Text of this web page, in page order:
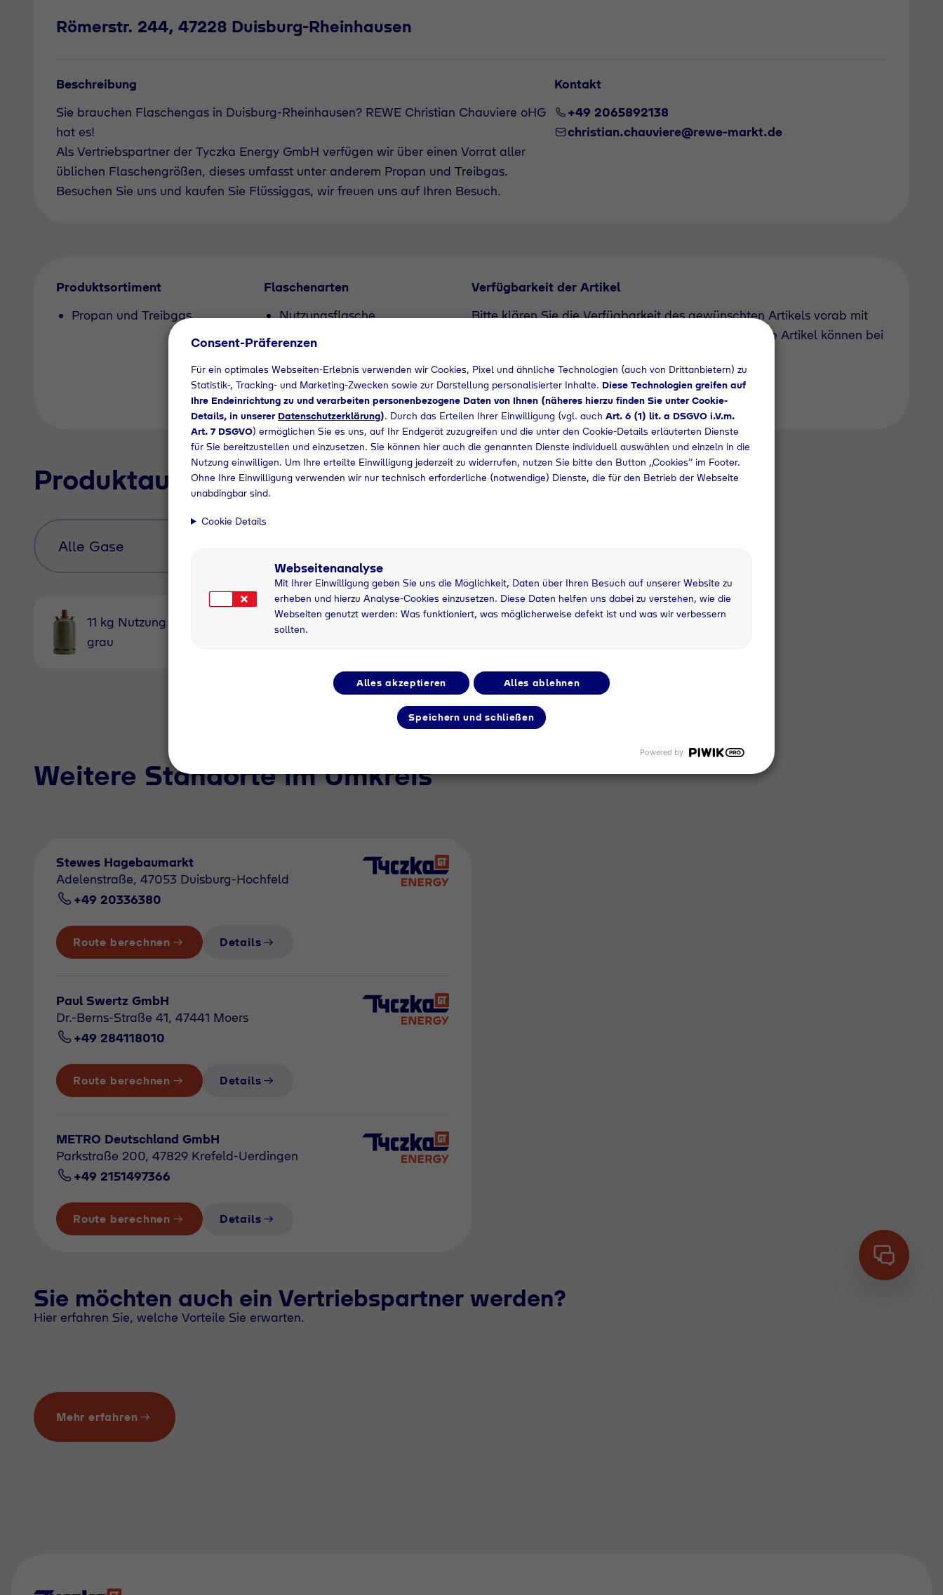
Römerstr. 244, 47228 Duisburg-Rheinhausen
Beschreibung
Sie brauchen Flaschengas in Duisburg-Rheinhausen? REWE Christian Chauviere oHG
hat es!
Als Vertriebspartner der Tyczka Energy GmbH verfügen wir über einen Vorrat aller
üblichen Flaschengrößen, dieses umfasst unter anderem Propan und Treibgas.
Besuchen Sie uns und kaufen Sie Flüssiggas, wir freuen uns auf Ihren Besuch.
Kontakt
+49 2065892138
christian.chauviere@rewe-markt.de
Produktsortiment
Propan und Treibgas
Flaschenarten
Nutzungsflasche
Verfügbarkeit der Artikel
Bitte klären Sie die Verfügbarkeit des gewünschten Artikels vorab mit
unserem Vertriebspartner. Auch derzeit nicht geführte Artikel können bei
+49 2065892138
Produktauswahl
11 kg Nutzung
grau
5 kg Nutzung
Weitere Standorte im Umkreis
Stewes Hagebaumarkt
Adelenstraße, 47053 Duisburg-Hochfeld
+49 20336380
Route berechnen Details
Paul Swertz GmbH
Dr.-Berns-Straße 41, 47441 Moers
+49 284118010
Route berechnen Details
METRO Deutschland GmbH
Parkstraße 200, 47829 Krefeld-Uerdingen
+49 2151497366
Route berechnen Details
Sie möchten auch ein Vertriebspartner werden?
Hier erfahren Sie, welche Vorteile Sie erwarten.
Mehr erfahren
Consent-Präferenzen
Für ein optimales Webseiten-Erlebnis verwenden wir Cookies, Pixel und ähnliche Technologien (auch von Drittanbietern) zu
Statistik-, Tracking- und Marketing-Zwecken sowie zur Darstellung personalisierter Inhalte. Diese Technologien greifen auf
Ihre Endeinrichtung zu und verarbeiten personenbezogene Daten von Ihnen (näheres hierzu finden Sie unter Cookie-
Details, in unserer Datenschutzerklärung). Durch das Erteilen Ihrer Einwilligung (vgl. auch Art. 6 (1) lit. a DSGVO i.V.m.
Art. 7 DSGVO) ermöglichen Sie es uns, auf Ihr Endgerät zuzugreifen und die unter den Cookie-Details erläuterten Dienste
für Sie bereitzustellen und einzusetzen. Sie können hier auch die genannten Dienste individuell auswählen und einzeln in die
Nutzung einwilligen. Um Ihre erteilte Einwilligung jederzeit zu widerrufen, nutzen Sie bitte den Button „Cookies“ im Footer.
Ohne Ihre Einwilligung verwenden wir nur technisch erforderliche (notwendige) Dienste, die für den Betrieb der Webseite
unabdingbar sind.
Cookie Details
Webseitenanalyse
Mit Ihrer Einwilligung geben Sie uns die Möglichkeit, Daten über Ihren Besuch auf unserer Website zu
erheben und hierzu Analyse-Cookies einzusetzen. Diese Daten helfen uns dabei zu verstehen, wie die
Webseiten genutzt werden: Was funktioniert, was möglicherweise defekt ist und was wir verbessern
sollten.
Alles akzeptieren Alles ablehnen
Speichern und schließen
Powered by